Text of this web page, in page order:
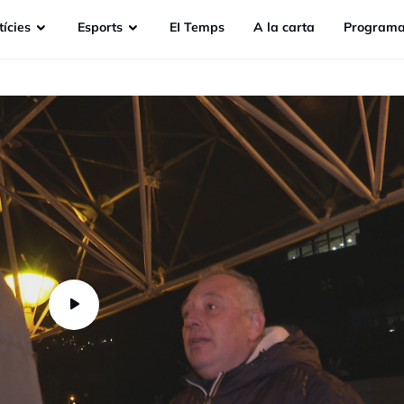
Esports EI Temps A la carta